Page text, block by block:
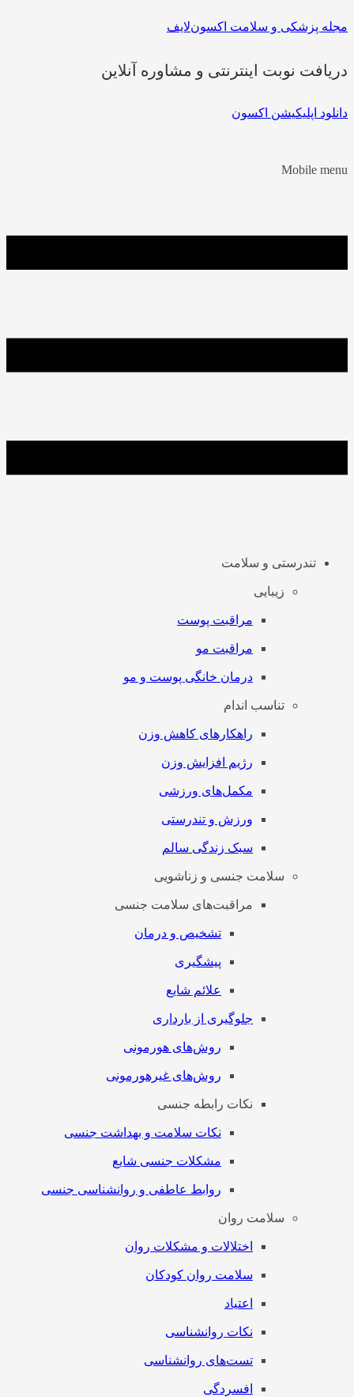
مجله پزشکی و سلامت اکسون‌لایف
دریافت نوبت اینترنتی و مشاوره آنلاین
دانلود اپلیکیشن اکسون
Mobile menu
تندرستی و سلامت
زیبایی
مراقبت پوست
مراقبت مو
درمان خانگی پوست و مو
تناسب اندام
راهکارهای کاهش وزن
رژیم افزایش وزن
مکمل‌های ورزشی
ورزش و تندرستی
سبک زندگی سالم
سلامت جنسی و زناشویی
مراقبت‌های سلامت جنسی
تشخیص و درمان
پیشگیری
علائم شایع
جلوگیری از بارداری
روش‌های هورمونی
روش‌های غیرهورمونی
نکات رابطه جنسی
نکات سلامت و بهداشت جنسی
مشکلات جنسی شایع
روابط عاطفی و روانشناسی جنسی
سلامت روان
اختلالات و مشکلات روان
سلامت روان کودکان
اعتیاد
نکات روانشناسی
تست‌های روانشناسی
افسردگی